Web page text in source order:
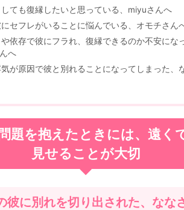
ても復縁したいと思っている、miyuさんへ
セフレがいることに悩んでいる、オモチさん
依存で彼にフラれ、復縁できるのか不安にな
へ
気が原因で彼と別れることになってしまった、
題を抱えたときには、遠く
見せることが大切
彼に別れを切り出された、なな